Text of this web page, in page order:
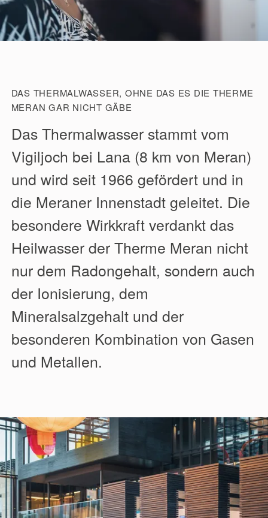
DAS THERMALWASSER, OHNE DAS ES DIE THERME
MERAN GAR NICHT GÄBE
Das Thermalwasser stammt vom
Vigiljoch bei Lana (8 km von Meran)
und wird seit 1966 gefördert und in
die Meraner Innenstadt geleitet. Die
besondere Wirkkraft verdankt das
Heilwasser der Therme Meran nicht
nur dem Radongehalt, sondern auch
der Ionisierung, dem
Mineralsalzgehalt und der
besonderen Kombination von Gasen
und Metallen.